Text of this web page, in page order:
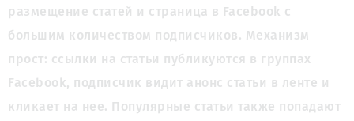
размещение статей и страница в Facebook с
большим количеством подписчиков. Механизм
прост: ссылки на статьи публикуются в группах
Facebook, подписчик видит анонс статьи в ленте и
кликает на нее. Популярные статьи также попадают